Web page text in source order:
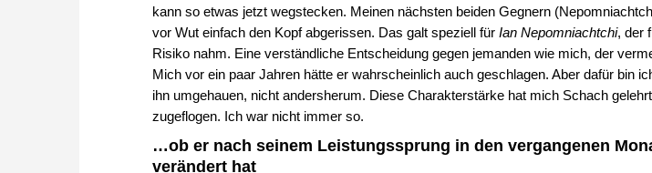
kann so etwas jetzt wegstecken. Meinen nächsten beiden Gegnern
vor Wut einfach den Kopf abgerissen. Das galt speziell für Ian Nepomniachtchi, der
Risiko nahm. Eine verständliche Entscheidung gegen jemanden wie mich, der
Mich vor ein paar Jahren hätte er wahrscheinlich auch geschlagen. Aber dafür bin
ihn umgehauen, nicht andersherum. Diese Charakterstärke hat mich Schach
zugeflogen. Ich war nicht immer so.
…ob er nach seinem Leistungssprung in den vergangenen
verändert hat